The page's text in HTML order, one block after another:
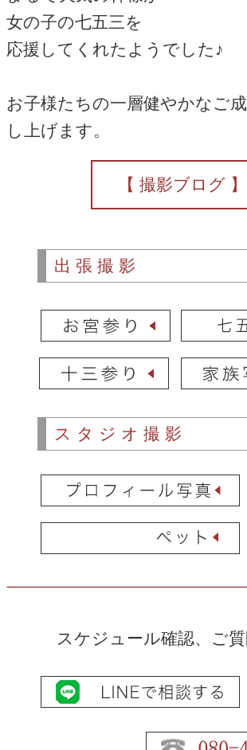
女の子の七五三を
応援してくれたようでした♪
お子様たちの一層健やかなご
し上げます。
【 撮影ブログ
出張撮影
スタジオ撮影
スケジュール確認、ご